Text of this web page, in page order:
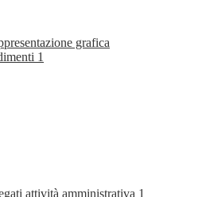
grafica
1
attività amministrativa 1